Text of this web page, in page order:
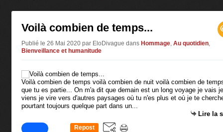
Voilà combien de temps...
Publié le 26 Mai 2020 par EloDivague dans Hommage, Au quotidien,
Bienveillance et humanitude
Voilà combien de temps voilà combien de nuit voilà combien de
que tu es partie... On m'a dit que demain est un long voyage je vais je
viens je vire vers d'autres paysages où tu n'es plus et où je te
pourtant toujours quelque part dans un...
Lire la
Repost